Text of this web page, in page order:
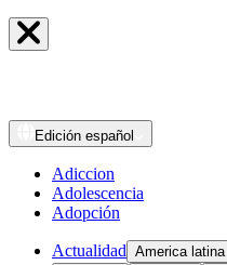
Edición español
Adiccion
Adolescencia
Adopción
Actualidad America latina